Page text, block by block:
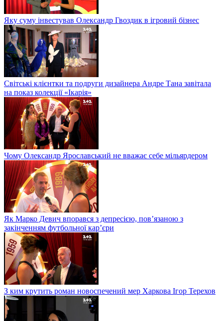
Яку суму інвестував Олександр Гвоздик в ігровий бізнес
Світські клієнтки та подруги дизайнера Андре Тана завітала
на показ колекції «Ікарія»
Чому Олександр Ярославський не вважає себе мільярдером
Як Марко Девич впорався з депресією, пов’язаною з
закінченням футбольної кар’єри
З ким крутить роман новоспечений мер Харкова Ігор Терехов